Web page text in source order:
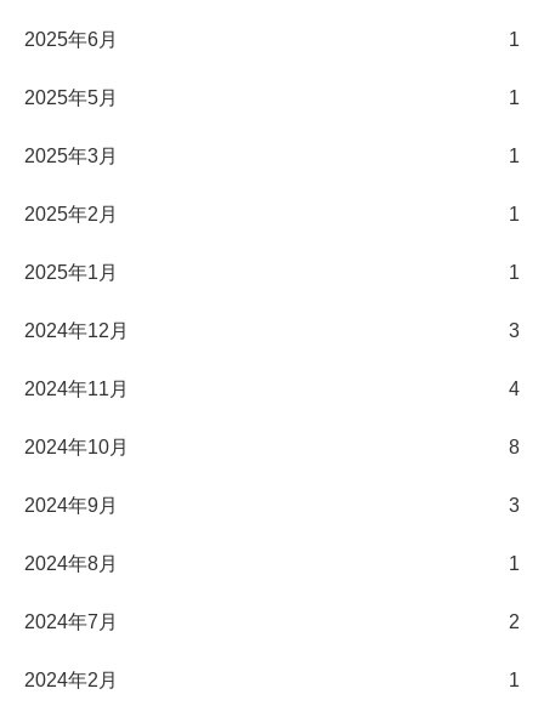
2025年6月 1
2025年5月 1
2025年3月 1
2025年2月 1
2025年1月 1
2024年12月 3
2024年11月 4
2024年10月 8
2024年9月 3
2024年8月 1
2024年7月 2
2024年2月 1